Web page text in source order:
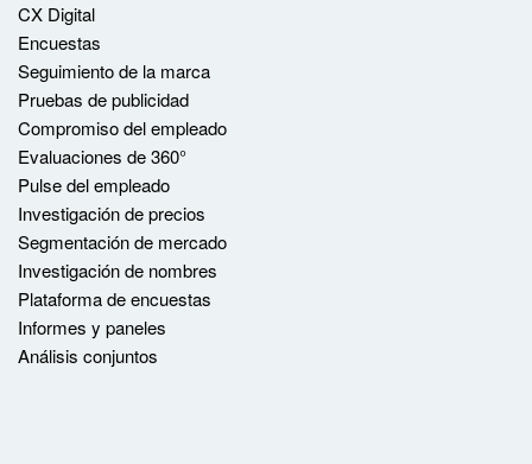
CX Digital
Encuestas
Seguimiento de la marca
Pruebas de publicidad
Compromiso del empleado
Evaluaciones de 360°
Pulse del empleado
Investigación de precios
Segmentación de mercado
Investigación de nombres
Plataforma de encuestas
Informes y paneles
Análisis conjuntos